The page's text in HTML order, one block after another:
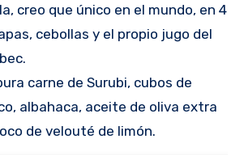
creo que único en el mundo, en 4
cebollas y el propio jugo del
carne de Surubi, cubos de
albahaca, aceite de oliva extra
de velouté de limón.